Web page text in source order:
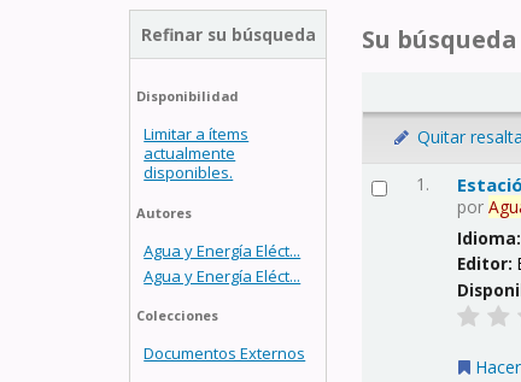
Refinar su búsqueda
Disponibilidad
Limitar a ítems
actualmente
disponibles.
Autores
Agua y Energía Eléct...
Agua y Energía Eléct...
Colecciones
Documentos Externos
Su
Quitar
1.
por
Editor: